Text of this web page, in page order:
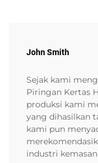
John Smith
Sejak kami
Piringan Kertas
produksi kami
yang dihasilkan
kami pun
industri